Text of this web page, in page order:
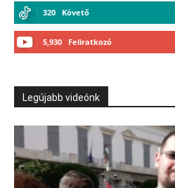
320 Követő
5,930 Feliratkozó
Legújabb videónk